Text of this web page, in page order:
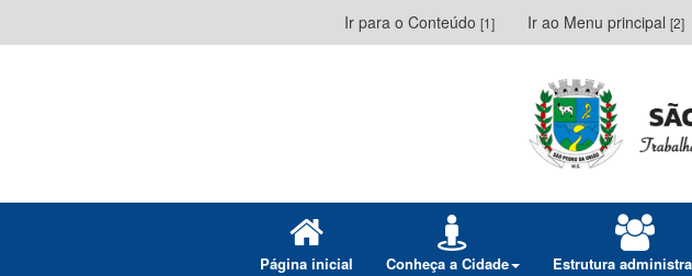
Ir para o Conteúdo [1] Ir ao Menu principal [2]
Página inicial Conheça a Cidade Estrutura